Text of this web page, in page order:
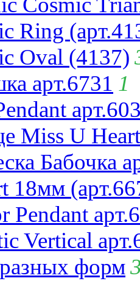
Ring
Oval (4137)
арт.6731 1
Miss U
Бабочка
18мм
Pendant
Vertical
форм